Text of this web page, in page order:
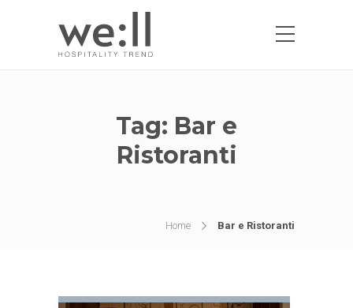
Tag: Bar e
Ristoranti
Home Bar e Ristoranti